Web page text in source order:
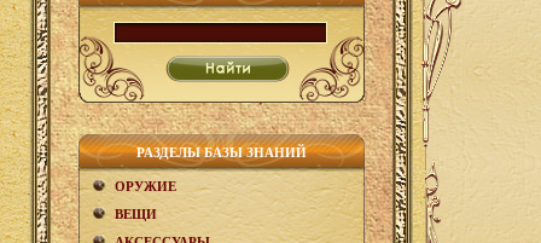
РАЗДЕЛЫ БАЗЫ ЗНАНИЙ
ОРУЖИЕ
ВЕЩИ